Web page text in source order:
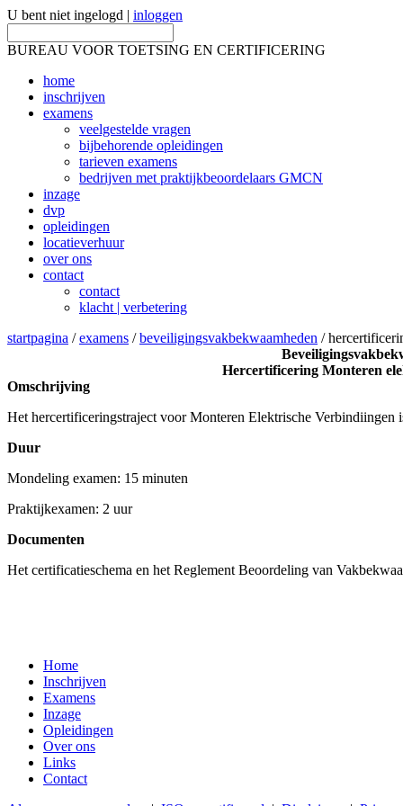
U bent niet ingelogd | inloggen
BUREAU VOOR TOETSING EN CERTIFICERING
home
inschrijven
examens
veelgestelde vragen
bijbehorende opleidingen
tarieven examens
bedrijven met praktijkbeoordelaars GMCN
inzage
dvp
opleidingen
locatieverhuur
over ons
contact
contact
klacht | verbetering
startpagina /examens /beveiligingsvakbekwaamheden /
Hercertificering Monteren
Omschrijving
Het hercertificeringstraject voor Monteren Elektrische Verbindiingen
Duur
Mondeling examen: 15 minuten
Praktijkexamen: 2 uur
Documenten
Het certificatieschema en het Reglement Beoordeling van
Home
Inschrijven
Examens
Inzage
Opleidingen
Over ons
Links
Contact